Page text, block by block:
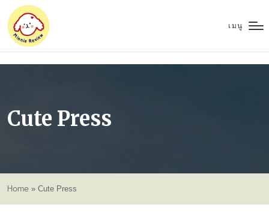
เมนู
Cute Press
Home » Cute Press